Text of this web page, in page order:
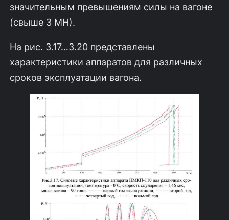
значительным превышениям силы на вагоне
(свыше 3 МН).
На рис. 3.17…3.20 представлены
характеристики аппаратов для различных
сроков эксплуатации вагона.